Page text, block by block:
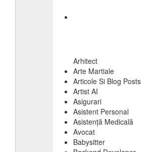
Arhitect
Arte Martiale
Articole Si Blog Posts
Artist AI
Asigurari
Asistent Personal
Asistență Medicală
Avocat
Babysitter